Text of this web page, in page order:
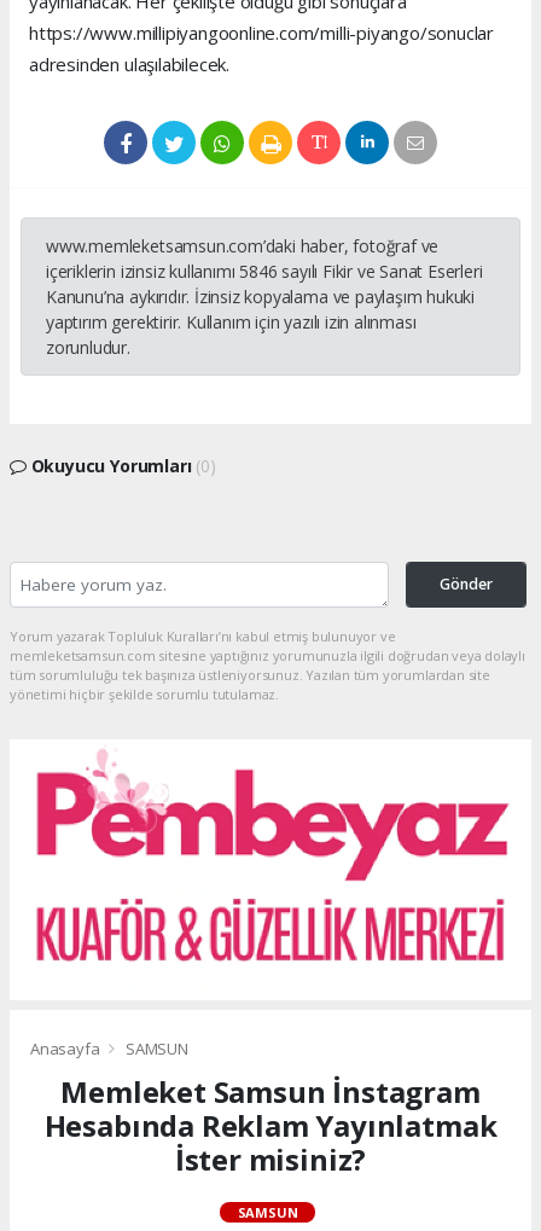
https://www.millipiyangoonline.com/milli-piyango/sonuclar
adresinden ulaşılabilecek.
www.memleketsamsun.com’daki haber, fotoğraf ve
içeriklerin izinsiz kullanımı 5846 sayılı Fikir ve Sanat Eserleri
Kanunu’na aykırıdır. İzinsiz kopyalama ve paylaşım hukuki
yaptırım gerektirir. Kullanım için yazılı izin alınması
zorunludur.
Okuyucu Yorumları (0)
Gönder
Yorum yazarak Topluluk Kuralları’nı kabul etmiş bulunuyor ve
memleketsamsun.com sitesine yaptığınız yorumunuzla ilgili doğrudan veya dolaylı
tüm sorumluluğu tek başınıza üstleniyorsunuz. Yazılan tüm yorumlardan site
yönetimi hiçbir şekilde sorumlu tutulamaz.
Anasayfa SAMSUN
Memleket Samsun İnstagram
Hesabında Reklam Yayınlatmak
İster misiniz?
SAMSUN